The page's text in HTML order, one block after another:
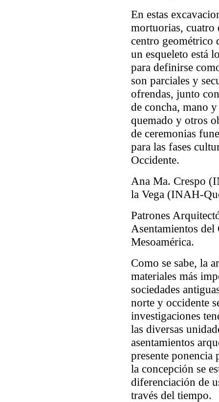
En estas
mortuorias, cuatro
centro geométrico
un esqueleto está
para definirse
son parciales y
ofrendas, junto
de concha, mano
quemado y otros
de ceremonias
para las fases
Occidente.
Ana Ma. Crespo
la Vega (INAH-
Patrones
Asentamientos
Mesoamérica.
Como se sabe, la
materiales más
sociedades
norte y occidente
investigaciones
las diversas
asentamientos
presente ponencia
la concepción se
diferenciación de
través del tiempo.